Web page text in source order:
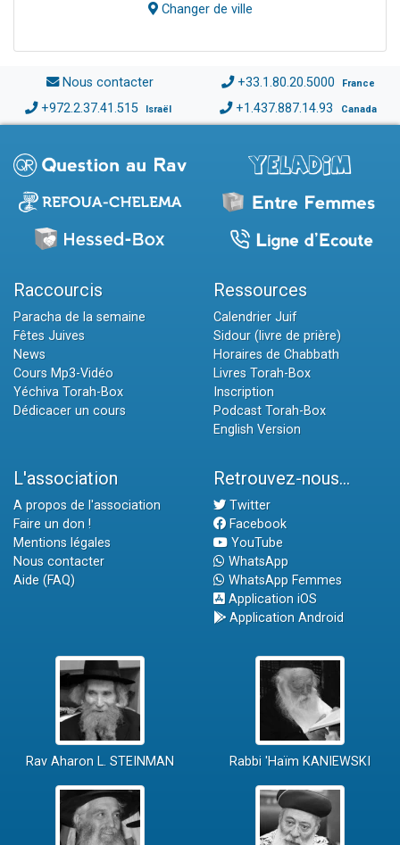
Changer de ville
Nous contacter +33.1.80.20.5000 France
+972.2.37.41.515 Israël +1.437.887.14.93 Canada
Raccourcis
Paracha de la semaine
Fêtes Juives
News
Cours Mp3-Vidéo
Yéchiva Torah-Box
Dédicacer un cours
Ressources
Calendrier Juif
Sidour (livre de prière)
Horaires de Chabbath
Livres Torah-Box
Inscription
Podcast Torah-Box
English Version
L'association
A propos de l'association
Faire un don !
Mentions légales
Nous contacter
Aide (FAQ)
Retrouvez-nous...
Twitter
Facebook
YouTube
WhatsApp
WhatsApp Femmes
Application iOS
Application Android
Rav Aharon L. STEINMAN Rabbi 'Haïm KANIEWSKI